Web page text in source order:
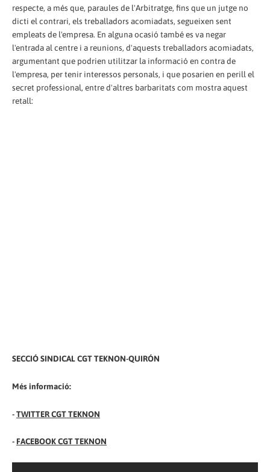
respecte, a més que, paraules de l'Arbitratge, fins que un jutge no
dicti el contrari, els treballadors acomiadats, segueixen sent
empleats de l'empresa. En alguna ocasió també es va negar
l'entrada al centre i a reunions, d'aquests treballadors acomiadats,
argumentant que podrien utilitzar la informació en contra de
l'empresa, per tenir interessos personals, i que posarien en perill el
secret professional, entre d'altres barbaritats com mostra aquest
retall:
SECCIÓ SINDICAL CGT TEKNON-QUIRÓN
Més informació:
-TWITTER CGT TEKNON
- FACEBOOK CGT TEKNON